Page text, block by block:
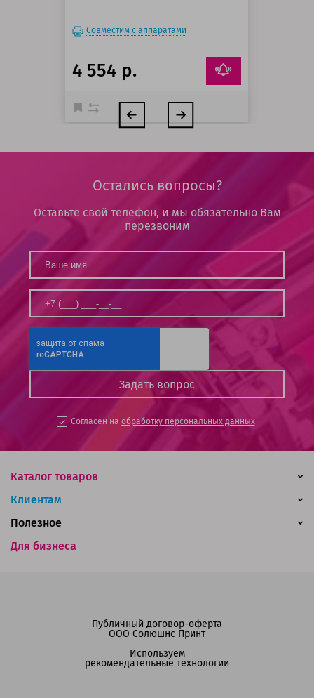
Совместим с аппаратами
4 554 р.
Остались вопросы?
Оставьте свой телефон, и мы обязательно Вам
перезвоним
Согласен на обработку персональных данных
Каталог товаров
Клиентам
Для бизнеса
Полезное
Публичный договор-оферта
ООО Солюшнс Принт
Используем
рекомендательные технологии